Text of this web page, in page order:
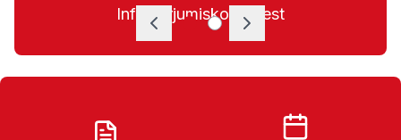
Info varjumiskohtadest